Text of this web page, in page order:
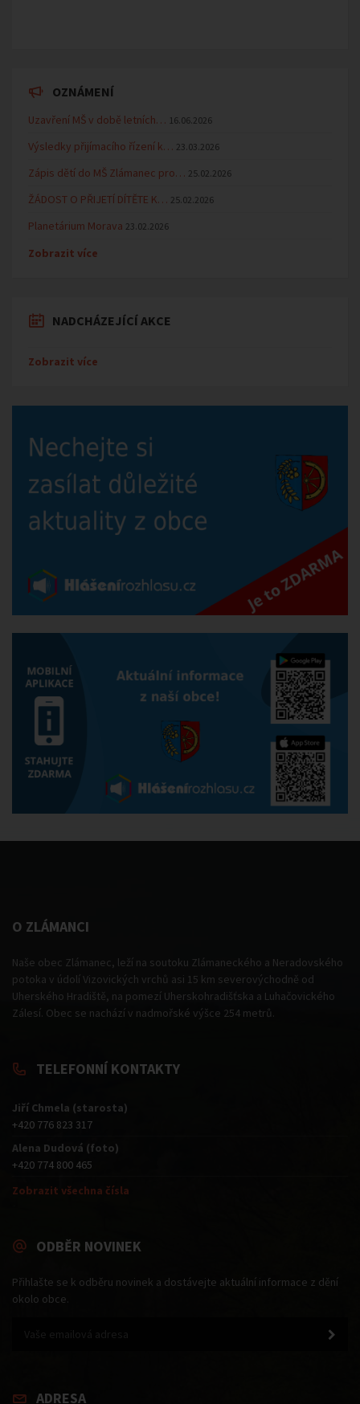
OZNÁMENÍ
Uzavření MŠ v době letních… 16.06.2026
Výsledky přijímacího řízení k… 23.03.2026
Zápis dětí do MŠ Zlámanec pro… 25.02.2026
ŽÁDOST O PŘIJETÍ DÍTĚTE K… 25.02.2026
Planetárium Morava 23.02.2026
Zobrazit více
NADCHÁZEJÍCÍ AKCE
Zobrazit více
O ZLÁMANCI
Naše obec Zlámanec, leží na soutoku Zlámaneckého a Neradovského
potoka v údolí Vizovických vrchů asi 15 km severovýchodně od
Uherského Hradiště, na pomezí Uherskohradišťska a Luhačovického
Zálesí. Obec se nachází v nadmořské výšce 254 metrů.
TELEFONNÍ KONTAKTY
Jiří Chmela (starosta)
+420 776 823 317
Alena Dudová (foto)
+420 774 800 465
Zobrazit všechna čísla
ODBĚR NOVINEK
Přihlašte se k odběru novinek a dostávejte aktuální informace z dění
okolo obce.
ADRESA